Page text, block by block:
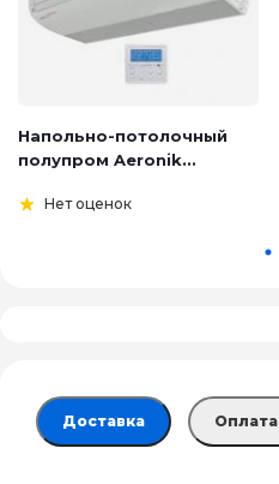
Напольно-потолочный
полупром Aeronik...
Нет оценок
Доставка Оплата